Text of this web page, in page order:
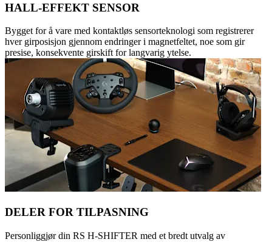
HALL-EFFEKT SENSOR
Bygget for å vare med kontaktløs sensorteknologi som registrerer
hver girposisjon gjennom endringer i magnetfeltet, noe som gir
presise, konsekvente girskift for langvarig ytelse.
DELER FOR TILPASNING
Personliggjør din RS H-SHIFTER med et bredt utvalg av